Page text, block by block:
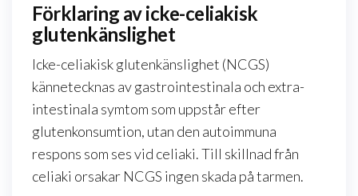
Förklaring av icke-celiakisk
glutenkänslighet
Icke-celiakisk glutenkänslighet (NCGS)
kännetecknas av gastrointestinala och extra-
intestinala symtom som uppstår efter
glutenkonsumtion, utan den autoimmuna
respons som ses vid celiaki. Till skillnad från
celiaki orsakar NCGS ingen skada på tarmen.